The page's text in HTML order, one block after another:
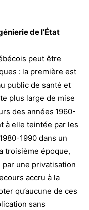
de l’État
peut être
: la première est
public de santé et
plus large de mise
des années 1960-
à elle teintée par les
1990 dans un
troisième époque,
une privatisation
accru à la
qu’aucune de ces
sans